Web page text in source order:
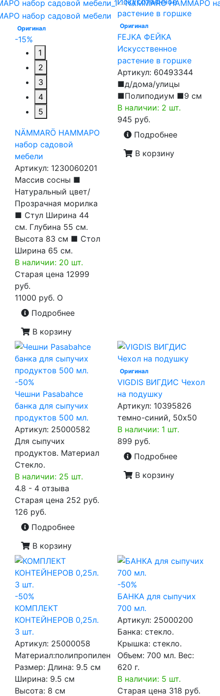
Оригинал
-15%
1
2
3
4
5
NÄMMARÖ НАММАРО
набор садовой
мебели
Артикул: 1230060201
Массив сосны ■
Натуральный цвет/
Прозрачная морилка
■ Стул Ширина 44
см. Глубина 55 см.
Высота 83 см ■ Стол
Ширина 65 см.
В наличии: 20 шт.
Старая цена 12999
руб.
11000 руб. O
Подробнее
В корзину
Оригинал
FEJKA ФЕЙКА
Искусственное
растение в горшке
Артикул: 60493344
■д/дома/улицы
■Полиподиум ■9 см
В наличии: 2 шт.
945 руб.
Подробнее
В корзину
-50%
Чешни Pasabahce
банка для сыпучих
продуктов 500 мл.
Артикул: 25000582
Для сыпучих
продуктов. Материал
Стекло.
В наличии: 25 шт.
4.8 - 4 отзыва
Старая цена 252 руб.
126 руб.
Подробнее
В корзину
Оригинал
VIGDIS ВИГДИС Чехол
на подушку
Артикул: 10395826
темно-синий, 50х50
В наличии: 1 шт.
899 руб.
Подробнее
В корзину
-50%
КОМПЛЕКТ
КОНТЕЙНЕРОВ 0,25л.
3 шт.
Артикул: 25000058
Материал:полипропилен
Размер: Длина: 9.5 см
Ширина: 9.5 см
Высота: 8 см
-50%
БАНКА для сыпучих
700 мл.
Артикул: 25000200
Банка: стекло.
Крышка: стекло.
Объем: 700 мл. Вес:
620 г.
В наличии: 5 шт.
Старая цена 318 руб.